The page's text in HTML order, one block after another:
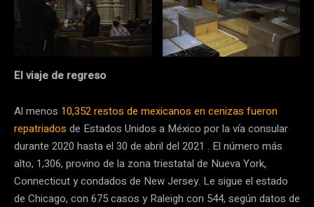
El viaje de regreso
Al menos 10,352 restos de mexicanos en cenizas fueron
repatriados de Estados Unidos a México por la vía consular
durante 2020 hasta el 30 de abril del 2021 . El número más
alto, 1,306, provino de la zona triestatal de Nueva York,
Connecticut y condados de New Jersey. Le sigue el estado
de Chicago, con 675 casos y Raleigh con 544, según datos de